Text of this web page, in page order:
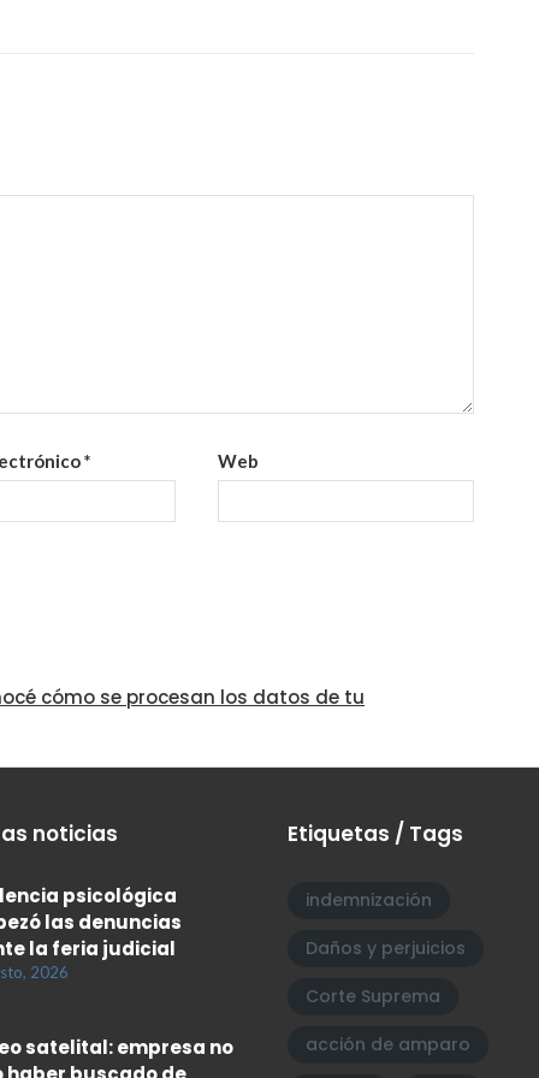
* Web
cómo se procesan los datos de tu
noticias
psicológica
las denuncias
la feria judicial
2026
satelital: empresa no
Etiquetas / Tags
indemnización
Daños y perjuicios
Corte Suprema
acción de amparo